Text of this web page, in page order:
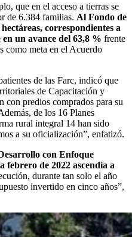
que en el acceso a tierras se
de 6.384 familias. Al Fondo de
correspondientes a
un avance del 63,8 % frente
como meta en el Acuerdo
de las Farc, indicó que
de Capacitación y
predios comprados para su
de los 16 Planes
rural integral 14 han sido
a su oficialización”, enfatizó.
con Enfoque
de 2022 ascendía a
durante tan solo el año
invertido en cinco años”,